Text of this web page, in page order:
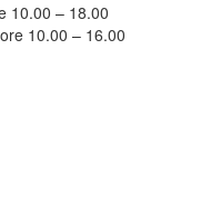
10.00 – 18.00
10.00 – 16.00